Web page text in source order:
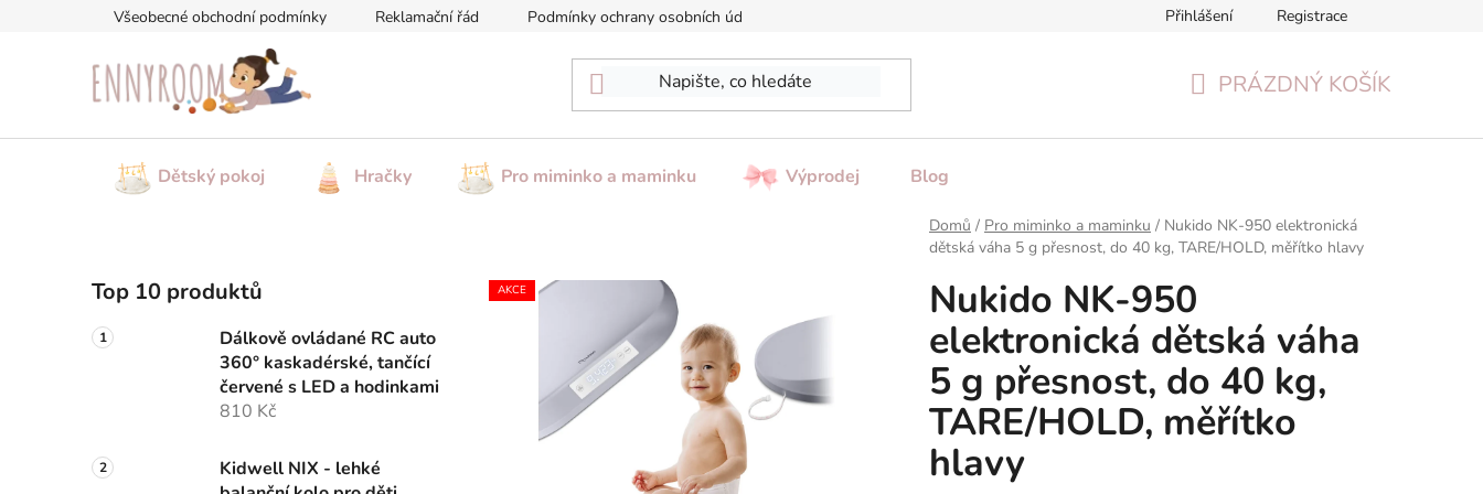
Všeobecné obchodní podmínky Reklamační řád Podmínky ochrany osobních údajů Formulář pro odstoupení od smlouvy Reklamační formulář
Přihlášení Registrace
PRÁZDNÝ KOŠÍK
Dětský pokoj Hračky Pro miminko a maminku Výprodej Blog
Domů / Pro miminko a maminku / Nukido NK-950 elektronická
dětská váha 5 g přesnost, do 40 kg, TARE/HOLD, měřítko hlavy
o
s
t
n
Top 10 produktů
Dálkově ovládané RC auto
360° kaskadérské, tančící
červené s LED a hodinkami
810 Kč
Kidwell NIX - lehké
Nukido NK-950
elektronická dětská váha
5 g přesnost, do 40 kg,
TARE/HOLD, měřítko
hlavy
AKCE